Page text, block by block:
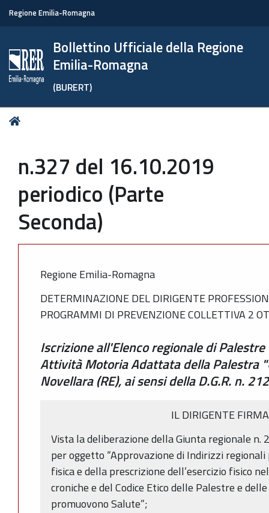
Regione Emilia-Romagna
Bollettino Ufficiale della Regione
Emilia-Romagna
(BURERT)
Tu
n.327 del 16.10.2019
periodico (Parte
Seconda)
Regione Emilia-Romagna
DETERMINAZIONE DEL DIRIGENTE
PROGRAMMI DI PREVENZIONE COLLETTIVA 2
Iscrizione all'Elenco regionale di
Attività Motoria Adattata della Palestra
Novellara (RE), ai sensi della D.G.R. n.
IL DIRIGENTE
Vista la deliberazione della Giunta regionale n.
per oggetto “Approvazione di Indirizzi
fisica e della prescrizione dell’esercizio fisico
croniche e del Codice Etico delle Palestre e
promuovono Salute”;